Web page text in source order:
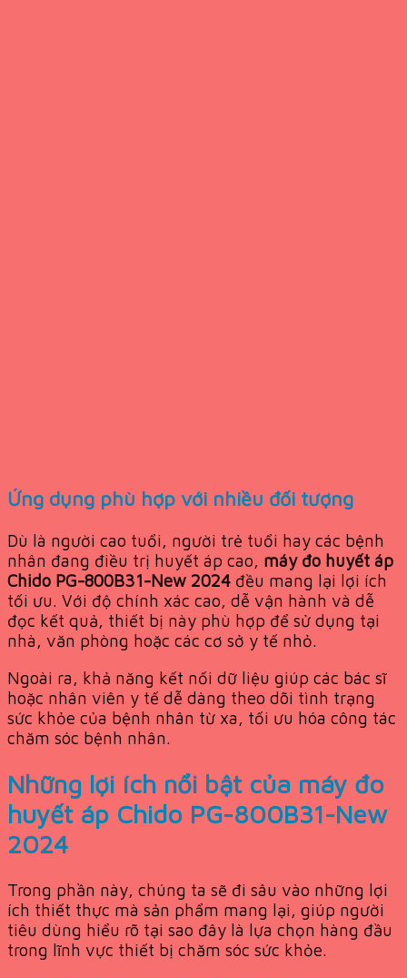
Ứng dụng phù hợp với nhiều đối tượng
Dù là người cao tuổi, người trẻ tuổi hay các bệnh
nhân đang điều trị huyết áp cao, máy đo huyết áp
Chido PG-800B31-New 2024 đều mang lại lợi ích
tối ưu. Với độ chính xác cao, dễ vận hành và dễ
đọc kết quả, thiết bị này phù hợp để sử dụng tại
nhà, văn phòng hoặc các cơ sở y tế nhỏ.
Ngoài ra, khả năng kết nối dữ liệu giúp các bác sĩ
hoặc nhân viên y tế dễ dàng theo dõi tình trạng
sức khỏe của bệnh nhân từ xa, tối ưu hóa công tác
chăm sóc bệnh nhân.
Những lợi ích nổi bật của máy đo
huyết áp Chido PG-800B31-New
2024
Trong phần này, chúng ta sẽ đi sâu vào những lợi
ích thiết thực mà sản phẩm mang lại, giúp người
tiêu dùng hiểu rõ tại sao đây là lựa chọn hàng đầu
trong lĩnh vực thiết bị chăm sóc sức khỏe.